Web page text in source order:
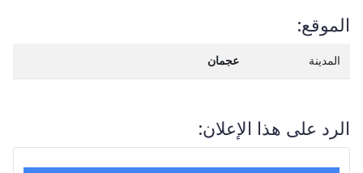
الموقع:
المدينة عجمان
الرد على هذا الإعلان: